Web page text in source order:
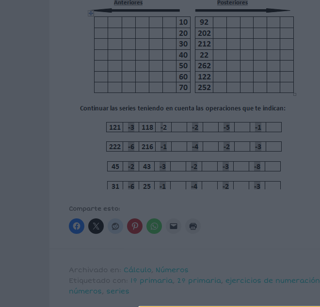
Comparte esto:
Archivado en: Cálculo, Números
Etiquetado con: 1º primaria, 2º primaria, ejercicios de numeración
números, series